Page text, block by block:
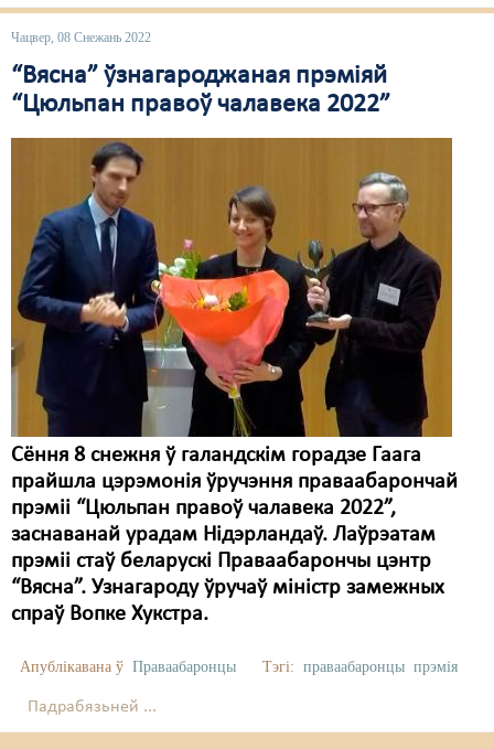
Чацвер, 08 Снежань 2022
“Вясна” ўзнагароджаная прэміяй
“Цюльпан правоў чалавека 2022”
Сёння 8 снежня ў галандскім горадзе Гаага
прайшла цэрэмонія ўручэння праваабарончай
прэміі “Цюльпан правоў чалавека 2022”,
заснаванай урадам Нідэрландаў. Лаўрэатам
прэміі стаў беларускі Праваабарончы цэнтр
“Вясна”. Узнагароду ўручаў міністр замежных
спраў Вопке Хукстра.
Апублікавана ў Праваабаронцы Тэгі: праваабаронцы прэмія
Падрабязьней ...